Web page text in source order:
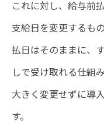
これに対し、給与前
支給日を変更するも
払日はそのままに、
しで受け取れる仕組
大きく変更せずに導
す。